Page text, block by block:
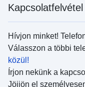
Kapcsolatfelvétel
Hívjon minket!
Válasszon a többi
közül!
Írjon nekünk a
Jöjjön el